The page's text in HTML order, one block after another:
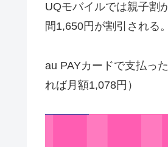
UQモバイルでは親子割
間1,650円が割引される。
au PAYカードで支払っ
れば月額1,078円）